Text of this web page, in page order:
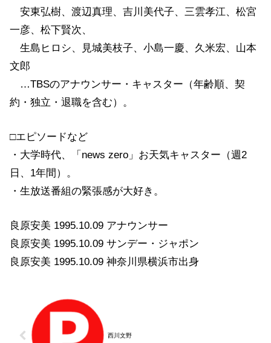
安東弘樹、渡辺真理、吉川美代子、三雲孝江、松宮
一彦、松下賢次、
生島ヒロシ、見城美枝子、小島一慶、久米宏、山本
文郎
…TBSのアナウンサー・キャスター（年齢順、契
約・独立・退職を含む）。
□エピソードなど
・大学時代、「news zero」お天気キャスター（週2
日、1年間）。
・生放送番組の緊張感が大好き。
良原安美 1995.10.09 アナウンサー
良原安美 1995.10.09 サンデー・ジャポン
良原安美 1995.10.09 神奈川県横浜市出身
西川文野